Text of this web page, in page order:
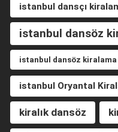
istanbul dansçı
istanbul dansöz
istanbul dansöz
istanbul Oryantal
kiralık dansöz